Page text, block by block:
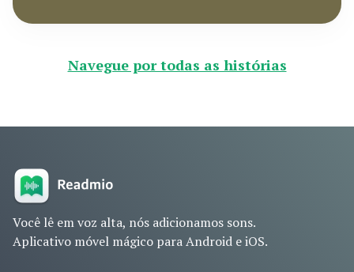
Navegue por todas as histórias
Você lê em voz alta, nós adicionamos sons.
Aplicativo móvel mágico para Android e iOS.